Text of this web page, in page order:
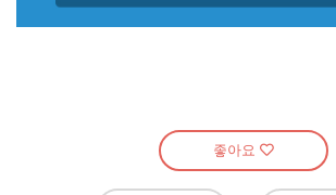
좋아요